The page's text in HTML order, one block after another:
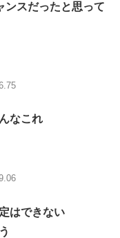
ンスだったと思って
なこれ
はできない